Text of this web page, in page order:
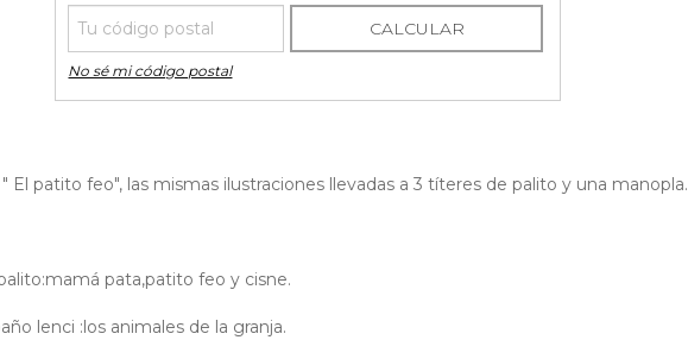
CALCULAR
No sé mi código postal
patito feo", las mismas ilustraciones llevadas a 3 títeres de palito y una manopla.
pata,patito feo y cisne.
lenci :los animales de la granja.